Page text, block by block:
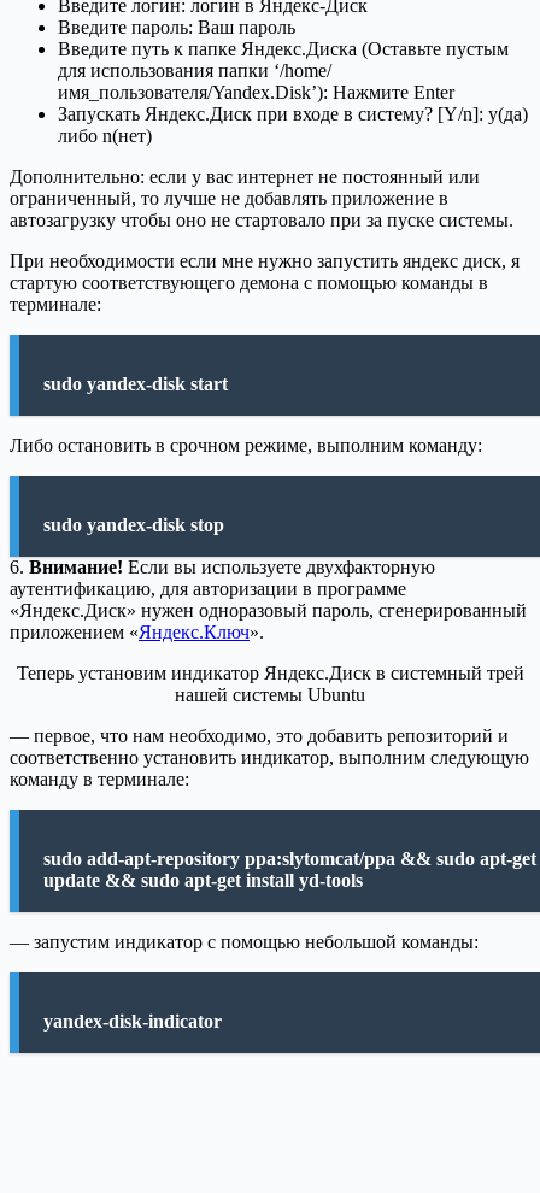
Введите логин: логин в Яндекс-Диск
Введите пароль: Ваш пароль
Введите путь к папке Яндекс.Диска (Оставьте пустым
для использования папки ‘/home/
имя_пользователя/Yandex.Disk’): Нажмите Enter
Запускать Яндекс.Диск при входе в систему? [Y/n]: y(да)
либо n(нет)
Дополнительно: если у вас интернет не постоянный или
ограниченный, то лучше не добавлять приложение в
автозагрузку чтобы оно не стартовало при за пуске системы.
При необходимости если мне нужно запустить яндекс диск, я
стартую соответствующего демона с помощью команды в
терминале:
sudo yandex-disk start
Либо остановить в срочном режиме, выполним команду:
sudo yandex-disk stop
6. Внимание! Если вы используете двухфакторную
аутентификацию, для авторизации в программе
«Яндекс.Диск» нужен одноразовый пароль, сгенерированный
приложением «Яндекс.Ключ».
Теперь установим индикатор Яндекс.Диск в системный трей
нашей системы Ubuntu
— первое, что нам необходимо, это добавить репозиторий и
соответственно установить индикатор, выполним следующую
команду в терминале:
sudo add-apt-repository ppa:slytomcat/ppa && sudo apt-get
update && sudo apt-get install yd-tools
— запустим индикатор с помощью небольшой команды:
yandex-disk-indicator